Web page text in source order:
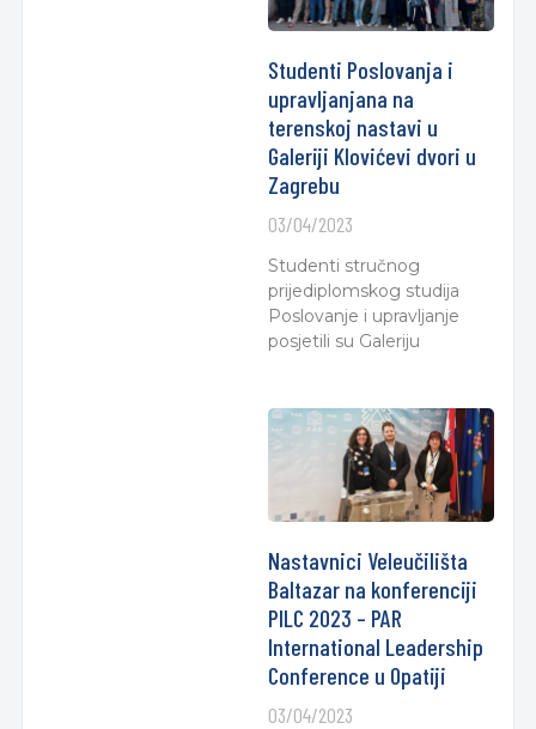
Studenti Poslovanja i
upravljanjana na
terenskoj nastavi u
Galeriji Klovićevi dvori u
Zagrebu
03/04/2023
Studenti stručnog
prijediplomskog studija
Poslovanje i upravljanje
posjetili su Galeriju
Nastavnici Veleučilišta
Baltazar na konferenciji
PILC 2023 – PAR
International Leadership
Conference u Opatiji
03/04/2023